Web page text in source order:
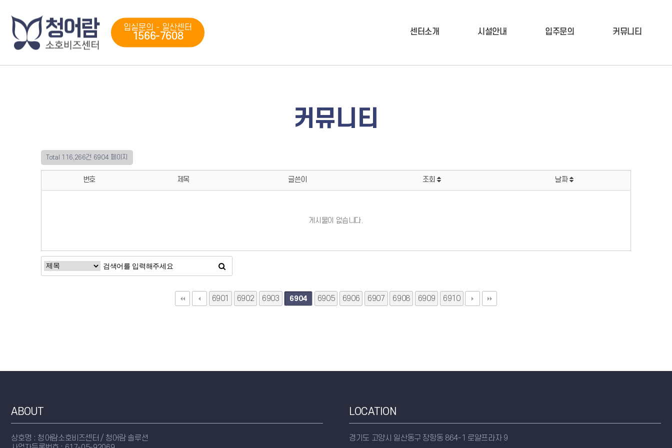
입실문의 - 일산센터
1566-7608 센터소개 시설안내 입주문의 커뮤니티
커뮤니티
Total 116,266건 6904 페이지
번호 제목 글쓴이 조회 날짜
게시물이 없습니다.
6901 6902 6903 6904 6905 6906 6907 6908 6909 6910
다음 맨끝
ABOUT
상호명 : 청어람소호비즈센터 / 청어람 솔루션
LOCATION
경기도 고양시 일산동구 장항동 864-1 로얄프라자 9